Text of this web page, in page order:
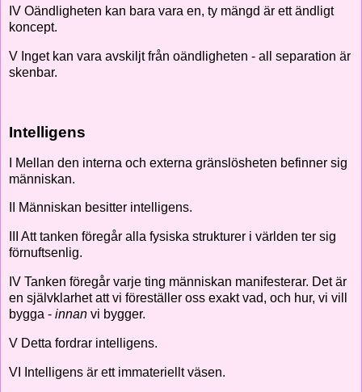
IV Oändligheten kan bara vara en, ty mängd är ett ändligt
koncept.
V Inget kan vara avskiljt från oändligheten - all separation är
skenbar.
Intelligens
I Mellan den interna och externa gränslösheten befinner sig
människan.
II Människan besitter intelligens.
III Att tanken föregår alla fysiska strukturer i världen ter sig
förnuftsenlig.
IV Tanken föregår varje ting människan manifesterar. Det är
en självklarhet att vi föreställer oss exakt vad, och hur, vi vill
bygga - innan vi bygger.
V Detta fordrar intelligens.
VI Intelligens är ett immateriellt väsen.